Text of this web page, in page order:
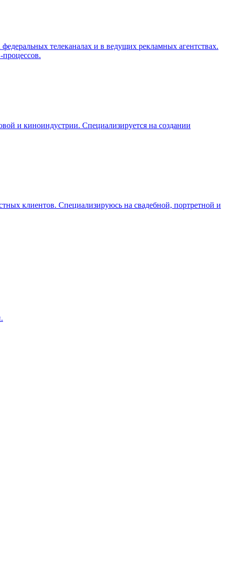
телеканалах и в ведущих рекламных агентствах.
и киноиндустрии. Специализируется на создании
клиентов. Специализируюсь на свадебной, портретной и